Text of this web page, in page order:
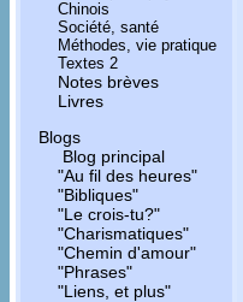
Chinois
Société, santé
Méthodes, vie pratique
Textes 2
Notes brèves
Livres
Blogs
Blog principal
"Au fil des heures"
"Bibliques"
"Le crois-tu?"
"Charismatiques"
"Chemin d'amour"
"Phrases"
"Liens, et plus"